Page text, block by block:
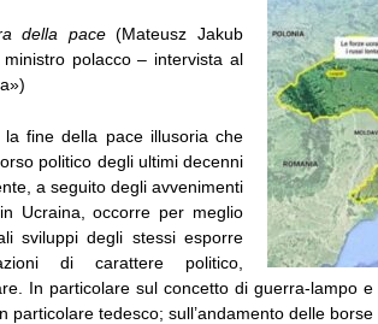
della pace(Mateusz Jakub
ministro polacco – intervista al
la fine della pace illusoria che
politico degli ultimi decenni
a seguito degli avvenimenti
Ucraina, occorre per meglio
sviluppi degli stessi esporre
di carattere politico,
In particolare sul concetto di guerra-lampo
particolare tedesco; sull’andamento delle borse